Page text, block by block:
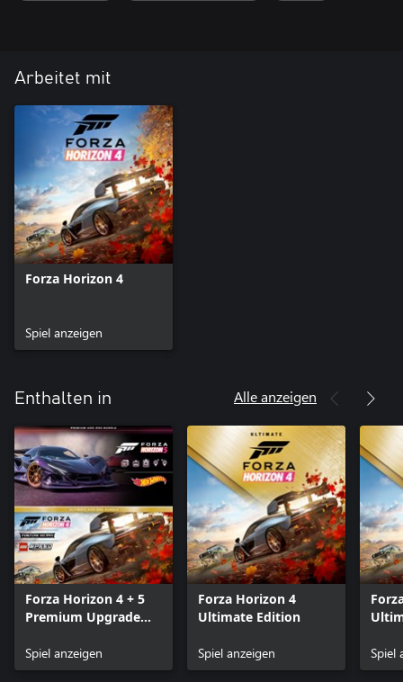
Arbeitet mit
Forza Horizon 4
Spiel anzeigen
Enthalten in Alle anzeigen
Forza Horizon 4 + 5
Premium Upgrade
Spiel anzeigen
Forza Horizon 4
Ultimate Edition
Spiel anzeigen
Spiel